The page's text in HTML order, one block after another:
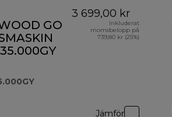
3 739,00 kr
GO
3 699,00 kr
Inkluderat
momsbelopp på
739,80 kr (25%)
Jämför